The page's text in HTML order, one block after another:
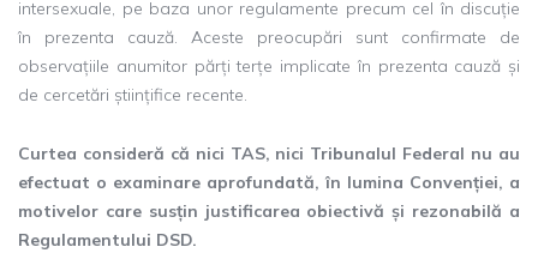
intersexuale, pe baza unor regulamente precum cel în discuție
în prezenta cauză. Aceste preocupări sunt confirmate de
observațiile anumitor părți terțe implicate în prezenta cauză și
de cercetări științifice recente.
Curtea consideră că nici TAS, nici Tribunalul Federal nu au
efectuat o examinare aprofundată, în lumina Convenției, a
motivelor care susțin justificarea obiectivă și rezonabilă a
Regulamentului DSD.